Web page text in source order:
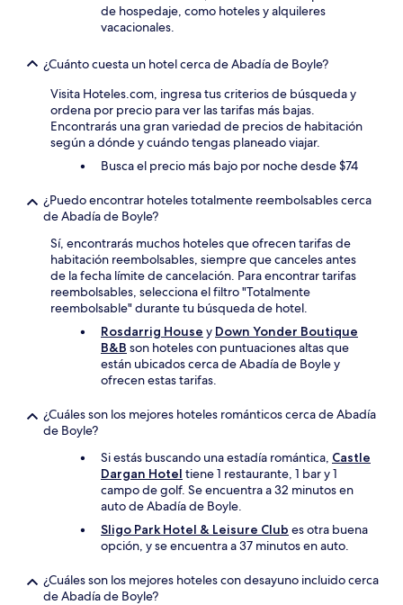
de hospedaje, como hoteles y alquileres
vacacionales.
¿Cuánto cuesta un hotel cerca de Abadía de Boyle?
Visita Hoteles.com, ingresa tus criterios de búsqueda y
ordena por precio para ver las tarifas más bajas.
Encontrarás una gran variedad de precios de habitación
según a dónde y cuándo tengas planeado viajar.
Busca el precio más bajo por noche desde $74
¿Puedo encontrar hoteles totalmente reembolsables cerca
de Abadía de Boyle?
Sí, encontrarás muchos hoteles que ofrecen tarifas de
habitación reembolsables, siempre que canceles antes
de la fecha límite de cancelación. Para encontrar tarifas
reembolsables, selecciona el filtro "Totalmente
reembolsable" durante tu búsqueda de hotel.
Rosdarrig House y Down Yonder Boutique
B&B son hoteles con puntuaciones altas que
están ubicados cerca de Abadía de Boyle y
ofrecen estas tarifas.
¿Cuáles son los mejores hoteles románticos cerca de Abadía
de Boyle?
Si estás buscando una estadía romántica, Castle
Dargan Hotel tiene 1 restaurante, 1 bar y 1
campo de golf. Se encuentra a 32 minutos en
auto de Abadía de Boyle.
Sligo Park Hotel & Leisure Club es otra buena
opción, y se encuentra a 37 minutos en auto.
¿Cuáles son los mejores hoteles con desayuno incluido cerca
de Abadía de Boyle?